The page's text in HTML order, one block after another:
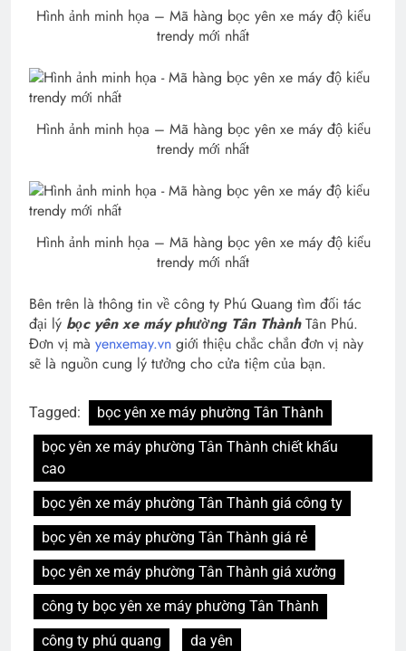
Hình ảnh minh họa – Mã hàng bọc yên xe máy độ kiểu
trendy mới nhất
Hình ảnh minh họa – Mã hàng bọc yên xe máy độ kiểu
trendy mới nhất
Hình ảnh minh họa – Mã hàng bọc yên xe máy độ kiểu
trendy mới nhất
Bên trên là thông tin về công ty Phú Quang tìm đối tác
đại lý bọc yên xe máy phường Tân ThànhTân Phú.
Đơn vị mà yenxemay.vn giới thiệu chắc chắn đơn vị này
sẽ là nguồn cung lý tưởng cho cửa tiệm của bạn.
Tagged:
bọc yên xe máy phường Tân Thành
bọc yên xe máy phường Tân Thành chiết khấu
cao
bọc yên xe máy phường Tân Thành giá công ty
bọc yên xe máy phường Tân Thành giá rẻ
bọc yên xe máy phường Tân Thành giá xưởng
công ty bọc yên xe máy phường Tân Thành
công ty phú quang
da yên